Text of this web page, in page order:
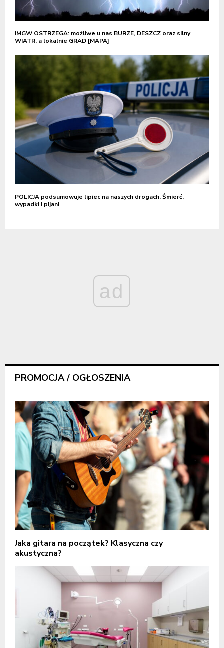
IMGW OSTRZEGA: możliwe u nas BURZE, DESZCZ oraz silny
WIATR, a lokalnie GRAD [MAPA]
POLICJA podsumowuje lipiec na naszych drogach. Śmierć,
wypadki i pijani
ad
PROMOCJA / OGŁOSZENIA
Jaka gitara na początek? Klasyczna czy
akustyczna?